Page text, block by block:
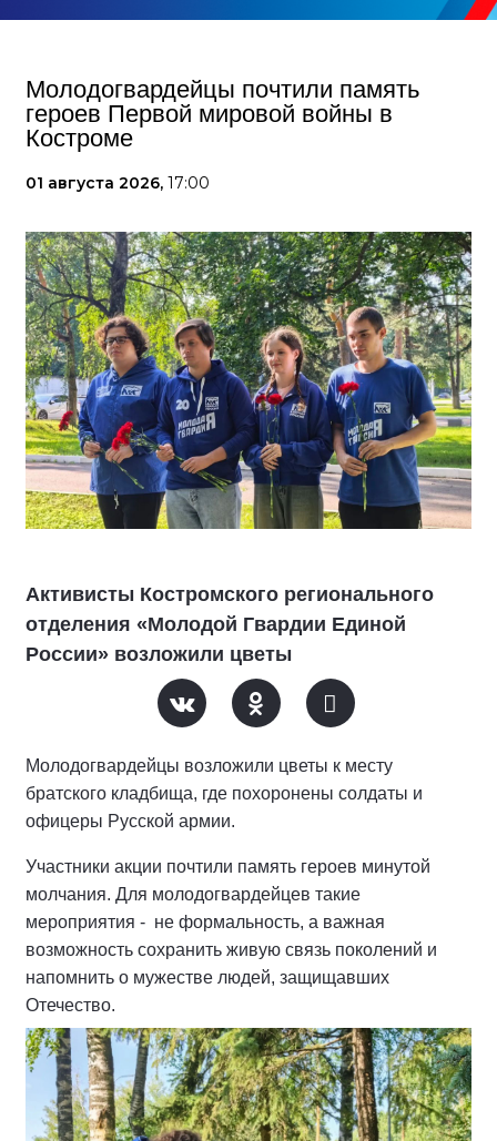
Молодогвардейцы почтили память
героев Первой мировой войны в
Костроме
01 августа 2026, 17:00
Активисты Костромского регионального
отделения «Молодой Гвардии Единой
России» возложили цветы
Молодогвардейцы возложили цветы к месту
братского кладбища, где похоронены солдаты и
офицеры Русской армии.
Участники акции почтили память героев минутой
молчания. Для молодогвардейцев такие
мероприятия - не формальность, а важная
возможность сохранить живую связь поколений и
напомнить о мужестве людей, защищавших
Отечество.